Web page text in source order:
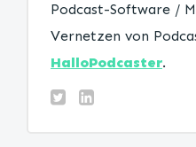
Podcast-Software /
Vernetzen von
HalloPodcaster.